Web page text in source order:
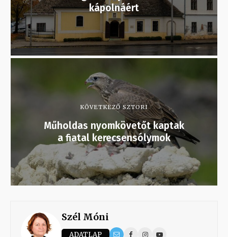
kápolnáért
KÖVETKEZŐ SZTORI
Műholdas nyomkövetőt kaptak
a fiatal kerecsensólymok
Szél Móni
ADATLAP